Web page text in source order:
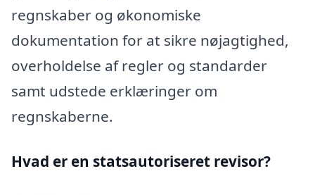
regnskaber og økonomiske
dokumentation for at sikre nøjagtighed,
overholdelse af regler og standarder
samt udstede erklæringer om
regnskaberne.
Hvad er en statsautoriseret revisor?